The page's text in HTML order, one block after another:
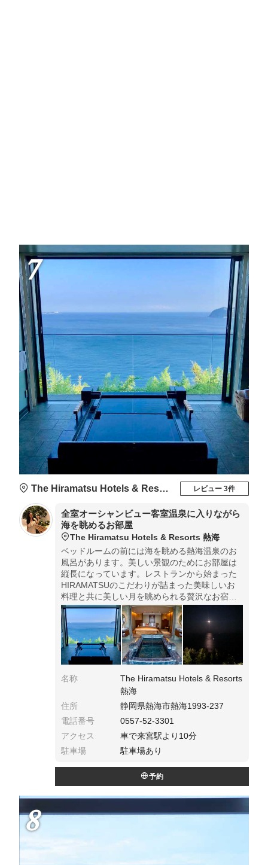
7
The Hiramatsu Hotels & Resorts 熱海 レビュー 3件
全室オーシャンビュー客室温泉に入りながら
海を眺めるお部屋
The Hiramatsu Hotels & Resorts 熱海
ベッドルームの前には海を眺める熱海温泉のお
風呂があります。美しい景観のためにお部屋は
縦長になっています。レストランから始まった
HIRAMATSUのこだわりが詰まった美味しいお
料理と共に美しい月を眺められる贅沢なお宿で
す。朝目覚めると目の前に温泉と海！大切な方
と過ごす、特別な休日になることでしょう。
名称
The Hiramatsu Hotels & Resorts
熱海
住所
静岡県熱海市熱海1993-237
電話番号
0557-52-3301
アクセス
車で来宮駅より10分
駐車場
駐車場あり
予約
8